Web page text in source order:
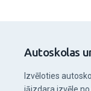
Autoskolas
Izvēloties